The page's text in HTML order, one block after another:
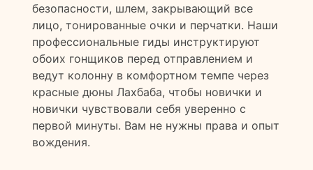
безопасности, шлем, закрывающий все
лицо, тонированные очки и перчатки. Наши
профессиональные гиды инструктируют
обоих гонщиков перед отправлением и
ведут колонну в комфортном темпе через
красные дюны Лахбаба, чтобы новички и
новички чувствовали себя уверенно с
первой минуты. Вам не нужны права и опыт
вождения.